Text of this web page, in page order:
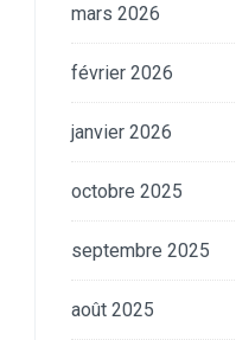
mars 2026
février 2026
janvier 2026
octobre 2025
septembre 2025
août 2025